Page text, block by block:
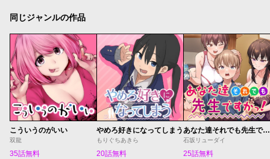
同じジャンルの作品
こういうのがいい
双龍
35話無料
やめろ好きになってしまう
もりぐちあきら
20話無料
あなた達それでも先生ですかっ！
石坂リューダイ
25話無料